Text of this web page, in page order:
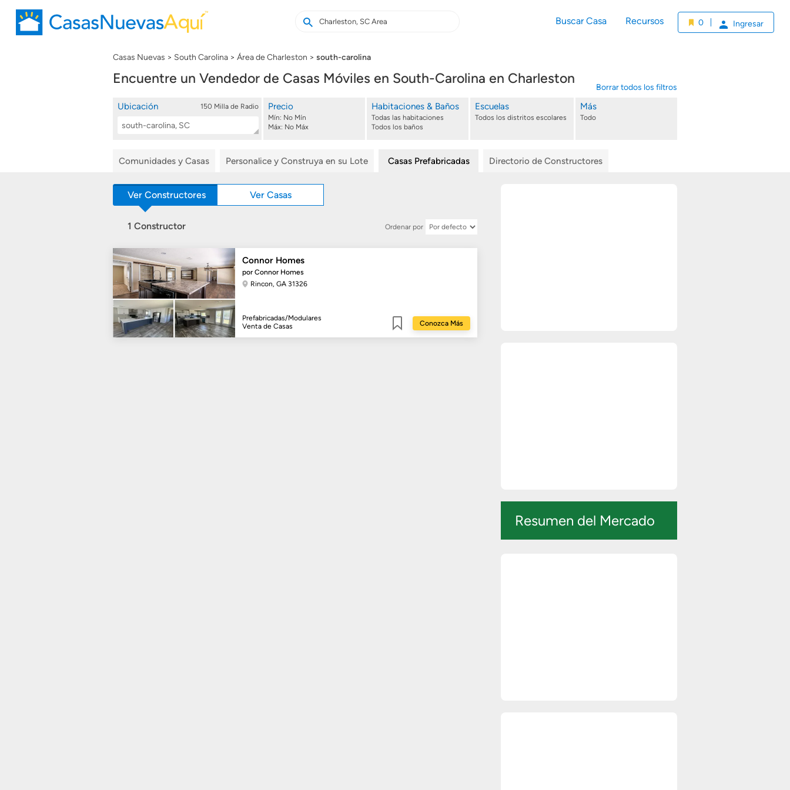
Buscar
casas
Buscar
Buscar Casa Recursos 0 Ingresar
Casas Nuevas South Carolina Área de Charleston south-carolina
Encuentre un Vendedor de Casas Móviles en South-Carolina en Charleston
Borrar todos los filtros
Ubicación 150 Milla de Radio
Search
Buscar
Precio
Mín: No Mín
Máx: No Máx
Habitaciones & Baños
Todas las habitaciones
Todos los baños
Escuelas
Todos los distritos escolares
Más
Todo
Comunidades y Casas Personalice y Construya en su Lote Casas Prefabricadas Directorio de Constructores
Ver Constructores Ver Casas
1 Constructor Ordenar por
Connor Homes
por Connor Homes
Rincon, GA 31326
Prefabricadas/Modulares
Venta de Casas
Conozca Más
Resumen del Mercado